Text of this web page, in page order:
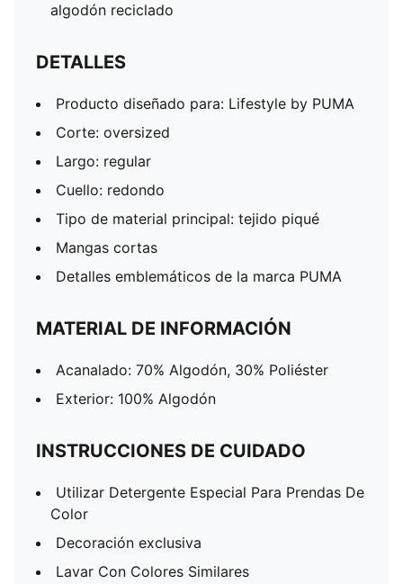
algodón reciclado
DETALLES
Producto diseñado para: Lifestyle by PUMA
Corte: oversized
Largo: regular
Cuello: redondo
Tipo de material principal: tejido piqué
Mangas cortas
Detalles emblemáticos de la marca PUMA
MATERIAL DE INFORMACIÓN
Acanalado: 70% Algodón, 30% Poliéster
Exterior: 100% Algodón
INSTRUCCIONES DE CUIDADO
Utilizar Detergente Especial Para Prendas De
Color
Decoración exclusiva
Lavar Con Colores Similares